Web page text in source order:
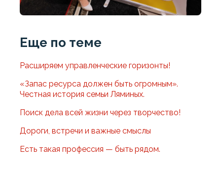
Еще по теме
Расширяем управленческие горизонты!
«Запас ресурса должен быть огромным».
Честная история семьи Ляминых.
Поиск дела всей жизни через творчество!
Дороги, встречи и важные смыслы
Есть такая профессия — быть рядом.